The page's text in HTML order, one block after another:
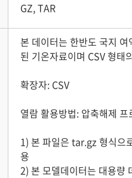
GZ, TAR
본 데이터는 한반도 국지
된 기온자료이며 CSV 형태
확장자: CSV
열람 활용방법: 압축해제
1) 본 파일은 tar.gz 형식
용
2) 본 모델데이터는 대용량